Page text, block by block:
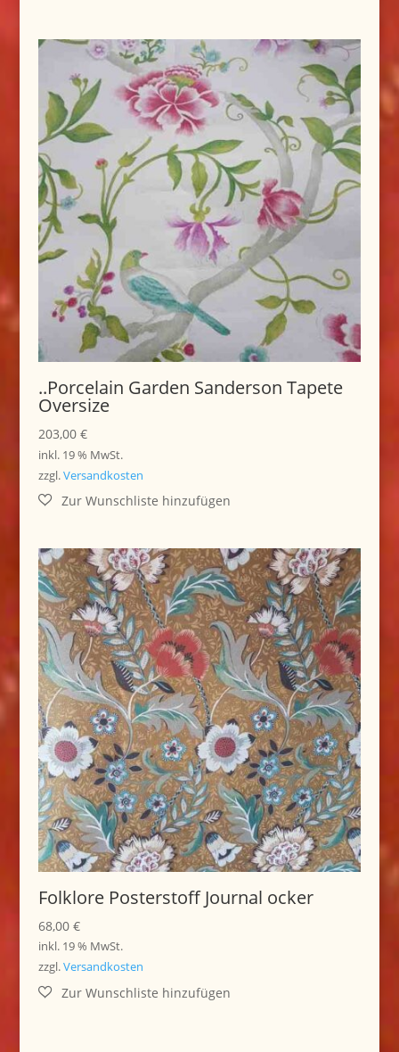
..Porcelain Garden Sanderson Tapete
Oversize
203,00 €
inkl. 19 % MwSt.
zzgl.Versandkosten
Folklore Posterstoff Journal ocker
68,00 €
inkl. 19 % MwSt.
zzgl.Versandkosten